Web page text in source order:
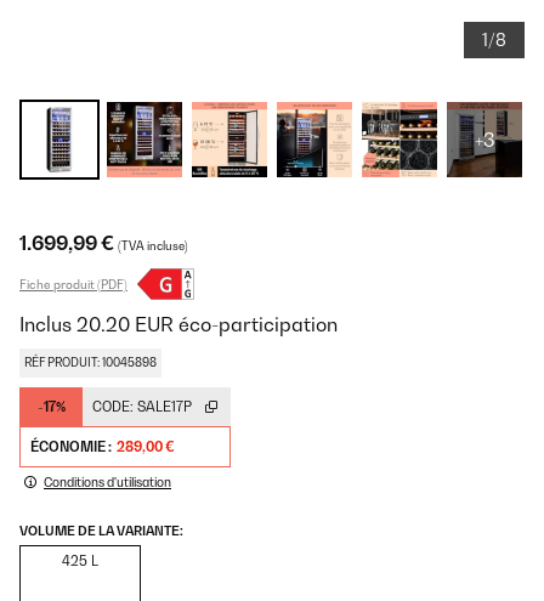
1/8
+3
1.699,99 € (TVA incluse)
Fiche produit (PDF)
Inclus 20.20 EUR éco-participation
RÉF PRODUIT: 10045898
-17% CODE: SALE17P
ÉCONOMIE : 289,00 €
Conditions d'utilisation
VOLUME DE LA VARIANTE:
425 L